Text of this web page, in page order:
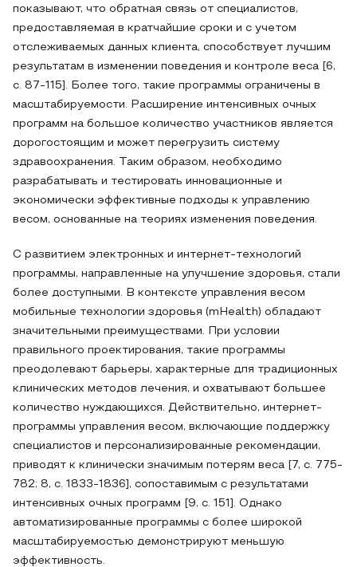
показывают, что обратная связь от специалистов,
предоставляемая в кратчайшие сроки и с учетом
отслеживаемых данных клиента, способствует лучшим
результатам в изменении поведения и контроле веса [6,
с. 87-115]. Более того, такие программы ограничены в
масштабируемости. Расширение интенсивных очных
программ на большое количество участников является
дорогостоящим и может перегрузить систему
здравоохранения. Таким образом, необходимо
разрабатывать и тестировать инновационные и
экономически эффективные подходы к управлению
весом, основанные на теориях изменения поведения.
С развитием электронных и интернет-технологий
программы, направленные на улучшение здоровья, стали
более доступными. В контексте управления весом
мобильные технологии здоровья (mHealth) обладают
значительными преимуществами. При условии
правильного проектирования, такие программы
преодолевают барьеры, характерные для традиционных
клинических методов лечения, и охватывают большее
количество нуждающихся. Действительно, интернет-
программы управления весом, включающие поддержку
специалистов и персонализированные рекомендации,
приводят к клинически значимым потерям веса [7, с. 775-
782; 8, с. 1833-1836], сопоставимым с результатами
интенсивных очных программ [9, с. 151]. Однако
автоматизированные программы с более широкой
масштабируемостью демонстрируют меньшую
эффективность.